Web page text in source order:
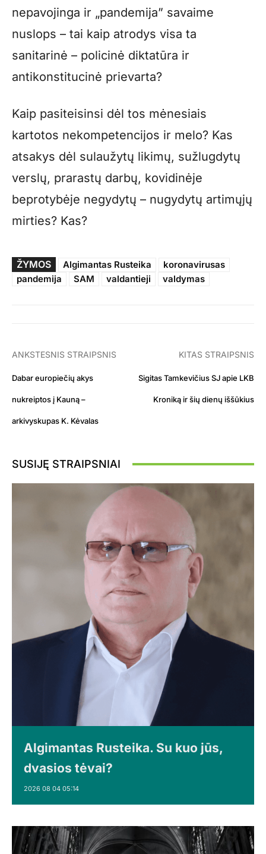
nepavojinga ir „pandemija” savaime
nuslops – tai kaip atrodys visa ta
sanitarinė – policinė diktatūra ir
antikonstitucinė prievarta?
Kaip pasiteisinsi dėl tos mėnesiais
kartotos nekompetencijos ir melo? Kas
atsakys dėl sulaužytų likimų, sužlugdytų
verslų, prarastų darbų, kovidinėje
beprotybėje negydytų – nugydytų artimųjų
mirties? Kas?
ŽYMOS Algimantas Rusteika
koronavirusas
pandemija
SAM valdantieji valdymas
ANKSTESNIS STRAIPSNIS
Dabar europiečių akys
nukreiptos į Kauną –
arkivyskupas K. Kėvalas
KITAS STRAIPSNIS
Sigitas Tamkevičius SJ apie LKB
Kroniką ir šių dienų iššūkius
SUSIJĘ STRAIPSNIAI
Algimantas Rusteika. Su kuo jūs,
dvasios tėvai?
2026 08 04 05:14